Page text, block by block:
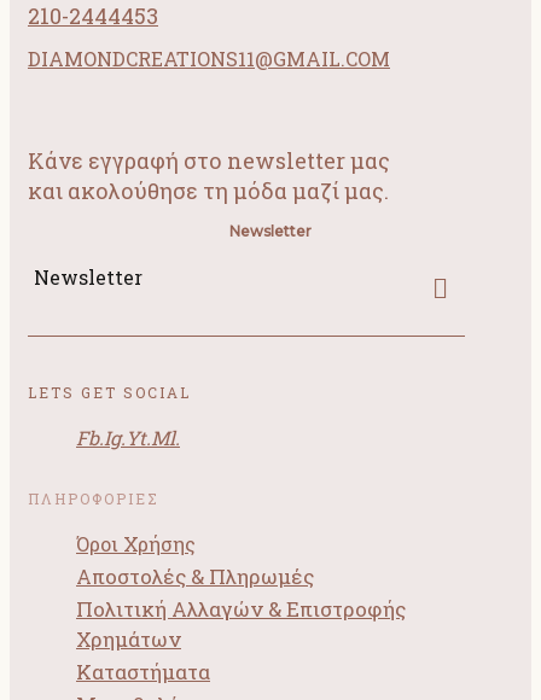
210-2444453
DIAMONDCREATIONS11@GMAIL.COM
Κάνε εγγραφή στο newsletter μας
και ακολούθησε τη μόδα μαζί μας.
Newsletter
Newsletter
LETS GET SOCIAL
Fb.Ig.Yt.Ml.
ΠΛΗΡΟΦΟΡΙΕΣ
Όροι Χρήσης
Αποστολές & Πληρωμές
Πολιτική Αλλαγών & Επιστροφής
Χρημάτων
Καταστήματα